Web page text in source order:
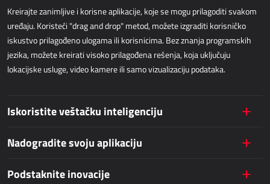
TERENSKI RAD
AllForFieldSales
Dynamics 365 Field Service
JAVNE USLUGE
AllForUtility
Kreirajte zanimljive i korisne aplikacije, koje se mogu prilagoditi svakom
uređaju. Koristeći "drag and drop" metod, možete izgraditi korisničko
iskustvo prilagođeno ulogama ili korisnicima. Bez znanja programskih
jezika, možete kreirati visoko prilagođena rešenja, koja uključuju
lokacijske usluge, video kamere ili samo vizualizaciju podataka.
Iskoristite veštačku inteligenciju
Nadogradite svoju aplikaciju
Podstaknite inovacije